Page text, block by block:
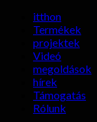
itthon
Termékek
projektek
Videó
megoldások
hírek
Támogatás
Rólunk